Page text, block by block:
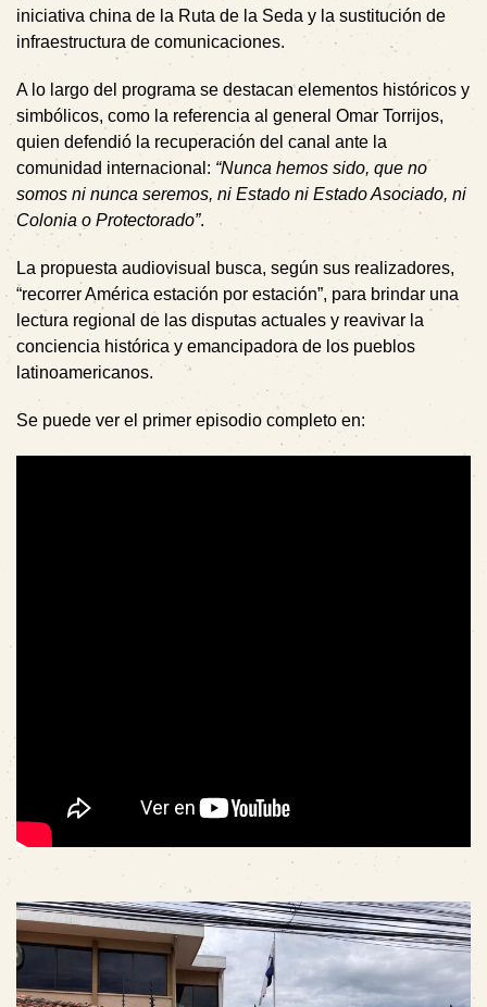
iniciativa china de la Ruta de la Seda y la sustitución de
infraestructura de comunicaciones.
A lo largo del programa se destacan elementos históricos y
simbólicos, como la referencia al general Omar Torrijos,
quien defendió la recuperación del canal ante la
comunidad internacional: “Nunca hemos sido, que no
somos ni nunca seremos, ni Estado ni Estado Asociado, ni
Colonia o Protectorado”.
La propuesta audiovisual busca, según sus realizadores,
“recorrer América estación por estación”, para brindar una
lectura regional de las disputas actuales y reavivar la
conciencia histórica y emancipadora de los pueblos
latinoamericanos.
Se puede ver el primer episodio completo en: